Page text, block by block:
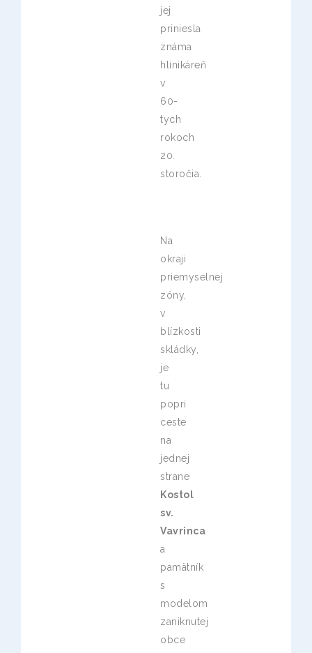
jej
priniesla
známa
hlinikáreň
v
60-
tych
rokoch
20.
storočia.
Na
okraji
priemyselnej
zóny,
v
blízkosti
skládky,
je
tu
popri
ceste
na
jednej
strane
Kostol
sv.
Vavrinca
a
pamätník
s
modelom
zaniknutej
obce